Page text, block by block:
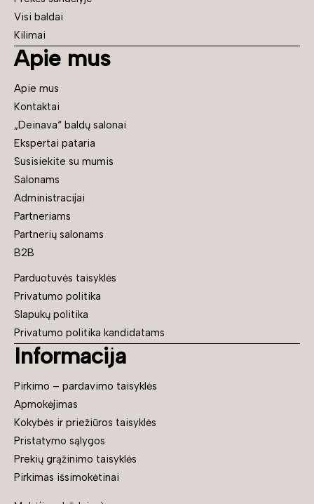
Visi baldai
Kilimai
Apie mus
Apie mus
Kontaktai
„Deinava“ baldų salonai
Ekspertai pataria
Susisiekite su mumis
Salonams
Administracijai
Partneriams
Partnerių salonams
B2B
Parduotuvės taisyklės
Privatumo politika
Slapukų politika
Privatumo politika kandidatams
Informacija
Pirkimo – pardavimo taisyklės
Apmokėjimas
Kokybės ir priežiūros taisyklės
Pristatymo sąlygos
Prekių grąžinimo taisyklės
Pirkimas išsimokėtinai